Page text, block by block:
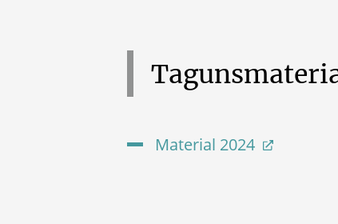
Material 2024